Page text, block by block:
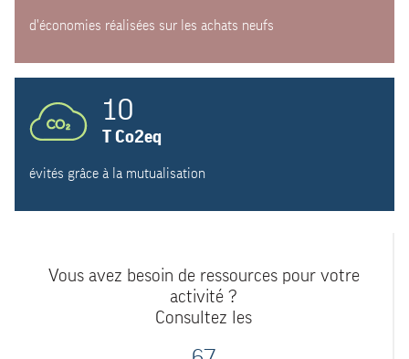
d'économies réalisées sur les achats neufs
10
T Co2eq
évités grâce à la mutualisation
Vous avez besoin de ressources pour votre
activité ?
Consultez les